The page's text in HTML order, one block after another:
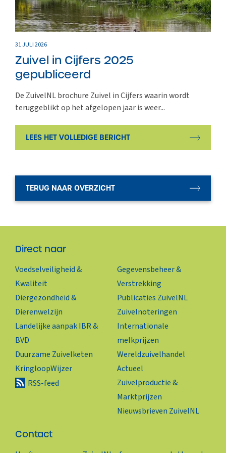
31 JULI 2026
Zuivel in Cijfers 2025
gepubliceerd
De ZuivelNL brochure Zuivel in Cijfers waarin wordt
teruggeblikt op het afgelopen jaar is weer...
LEES HET VOLLEDIGE BERICHT
TERUG NAAR OVERZICHT
Direct naar
Voedselveiligheid &
Kwaliteit
Diergezondheid &
Dierenwelzijn
Landelijke aanpak IBR &
BVD
Duurzame Zuivelketen
KringloopWijzer
RSS-feed
Gegevensbeheer &
Verstrekking
Publicaties ZuivelNL
Zuivelnoteringen
Internationale
melkprijzen
Wereldzuivelhandel
Actueel
Zuivelproductie &
Marktprijzen
Nieuwsbrieven ZuivelNL
Contact